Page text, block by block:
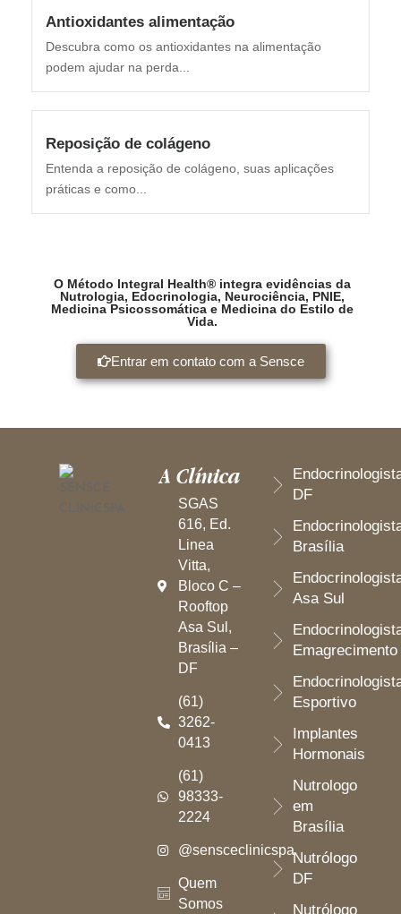
Antioxidantes alimentação
Descubra como os antioxidantes na alimentação
podem ajudar na perda...
Reposição de colágeno
Entenda a reposição de colágeno, suas aplicações
práticas e como...
O Método Integral Health® integra evidências da
Nutrologia, Edocrinologia, Neurociência, PNIE,
Medicina Psicossomática e Medicina do Estilo de
Vida.
Entrar em contato com a Sensce
A Clínica
SGAS
616, Ed.
Linea
Vitta,
Bloco C –
Rooftop
Asa Sul,
Brasília –
DF
(61)
3262-
0413
(61)
98333-
2224
@sensceclinicspa
Quem
Somos
DF
Brasília
Asa Sul
Emagrecimento
Esportivo
Implantes
Hormonais
Nutrologo
em
Brasília
Nutrólogo
DF
Nutrólogo